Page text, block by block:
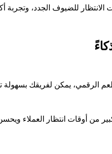
للضيوف الجدد، وتجربة
الرقمي، يمكن لفريقك
من أوقات انتظار العملاء